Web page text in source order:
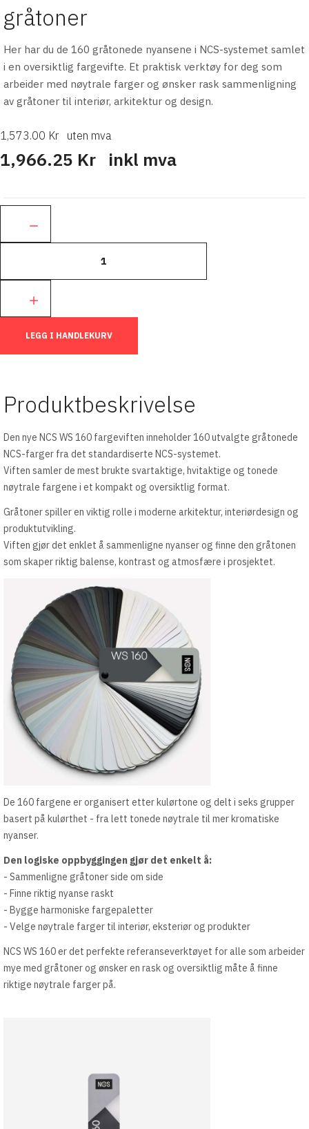
gråtoner
Her har du de 160 gråtonede nyansene i NCS-systemet samlet
i en oversiktlig fargevifte. Et praktisk verktøy for deg som
arbeider med nøytrale farger og ønsker rask sammenligning
av gråtoner til interiør, arkitektur og design.
1,573.00 Kr uten mva
1,966.25 Kr inkl mva
LEGG I HANDLEKURV
Produktbeskrivelse
Den nye NCS WS 160 fargeviften inneholder 160 utvalgte gråtonede
NCS-farger fra det standardiserte NCS-systemet.
Viften samler de mest brukte svartaktige, hvitaktige og tonede
nøytrale fargene i et kompakt og oversiktlig format.
Gråtoner spiller en viktig rolle i moderne arkitektur, interiørdesign og
produktutvikling.
Viften gjør det enklet å sammenligne nyanser og finne den gråtonen
som skaper riktig balense, kontrast og atmosfære i prosjektet.
De 160 fargene er organisert etter kulørtone og delt i seks grupper
basert på kulørthet - fra lett tonede nøytrale til mer kromatiske
nyanser.
Den logiske oppbyggingen gjør det enkelt å:
- Sammenligne gråtoner side om side
- Finne riktig nyanse raskt
- Bygge harmoniske fargepaletter
- Velge nøytrale farger til interiør, eksteriør og produkter
NCS WS 160 er det perfekte referanseverktøyet for alle som arbeider
mye med gråtoner og ønsker en rask og oversiktlig måte å finne
riktige nøytrale farger på.